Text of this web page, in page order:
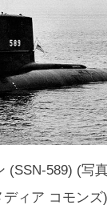
(SSN-589) (写
ィア コモンズ)